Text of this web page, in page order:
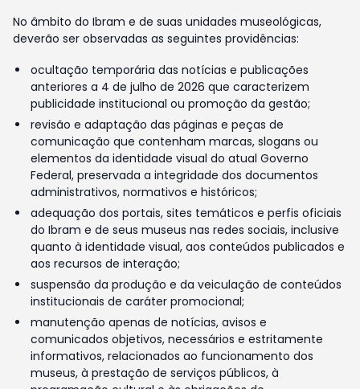
No âmbito do Ibram e de suas unidades museológicas,
deverão ser observadas as seguintes providências:
ocultação temporária das notícias e publicações
anteriores a 4 de julho de 2026 que caracterizem
publicidade institucional ou promoção da gestão;
revisão e adaptação das páginas e peças de
comunicação que contenham marcas, slogans ou
elementos da identidade visual do atual Governo
Federal, preservada a integridade dos documentos
administrativos, normativos e históricos;
adequação dos portais, sites temáticos e perfis oficiais
do Ibram e de seus museus nas redes sociais, inclusive
quanto à identidade visual, aos conteúdos publicados e
aos recursos de interação;
suspensão da produção e da veiculação de conteúdos
institucionais de caráter promocional;
manutenção apenas de notícias, avisos e
comunicados objetivos, necessários e estritamente
informativos, relacionados ao funcionamento dos
museus, à prestação de serviços públicos, à